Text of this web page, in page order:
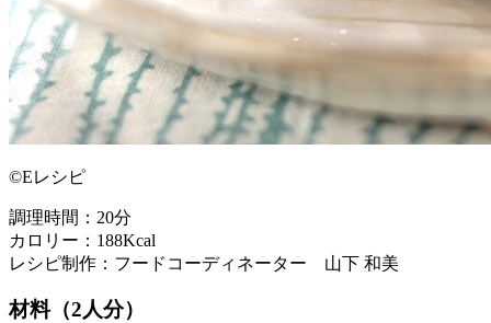
©Eレシピ
調理時間：20分
カロリー：188Kcal
レシピ制作：フードコーディネーター 山下 和美
材料（2人分）